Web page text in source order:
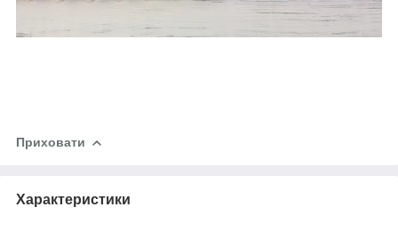
Приховати
Характеристики